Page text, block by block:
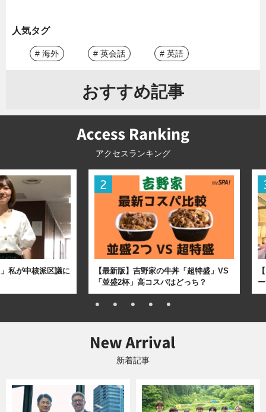
人気タグ
# 海外 # 英会話 # 英語
おすすめ記事
アクセスランキング
私が中核派区議に
【最新版】吉野家の牛丼「超特盛」VS
「並盛2杯」高コスパはどっち？
新着記事